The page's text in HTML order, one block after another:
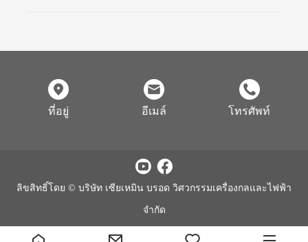
ที่อยู่ อีเมล์ โทรศัพท์
ลิขสิทธิ์โดย © บริษัท เซียเหมิน บรอด วิศวกรรมเครื่องกลและไฟฟ้า
จำกัด